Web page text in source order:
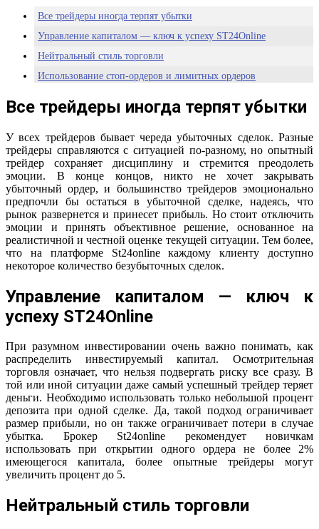
Все трейдеры иногда терпят убытки
Управление капиталом — ключ к успеху ST24Online
Нейтральный стиль торговли
Использование стоп-ордеров и лимитных ордеров
Все трейдеры иногда терпят убытки
У всех трейдеров бывает череда убыточных сделок. Разные
трейдеры справляются с ситуацией по-разному, но опытный
трейдер сохраняет дисциплину и стремится преодолеть
эмоции. В конце концов, никто не хочет закрывать
убыточный ордер, и большинство трейдеров эмоционально
предпочли бы остаться в убыточной сделке, надеясь, что
рынок развернется и принесет прибыль. Но стоит отключить
эмоции и принять объективное решение, основанное на
реалистичной и честной оценке текущей ситуации. Тем более,
что на платформе St24online каждому клиенту доступно
некоторое количество безубыточных сделок.
Управление капиталом — ключ к
успеху ST24Online
При разумном инвестировании очень важно понимать, как
распределить инвестируемый капитал. Осмотрительная
торговля означает, что нельзя подвергать риску все сразу. В
той или иной ситуации даже самый успешный трейдер теряет
деньги. Необходимо использовать только небольшой процент
депозита при одной сделке. Да, такой подход ограничивает
размер прибыли, но он также ограничивает потери в случае
убытка. Брокер St24online рекомендует новичкам
использовать при открытии одного ордера не более 2%
имеющегося капитала, более опытные трейдеры могут
увеличить процент до 5.
Нейтральный стиль торговли